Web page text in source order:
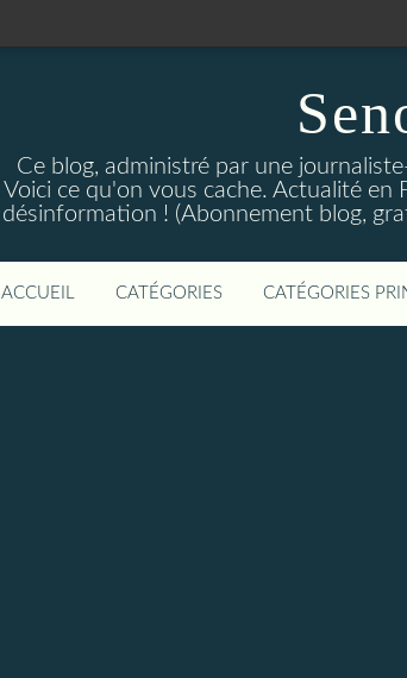
Ce blog, administré par une
Voici ce qu'on vous cache. Actualité
désinformation ! (Abonnement blog,
ACCUEIL CATÉGORIES CATÉGORIES